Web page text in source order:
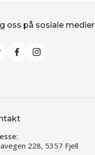
oss på sosiale medier
228, 5357 Fjell